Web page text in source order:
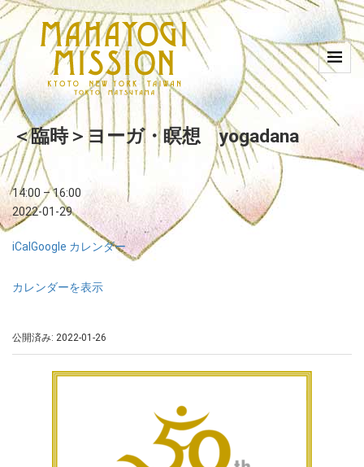
＜臨時＞ヨーガ・瞑想 yogadana
14:00 –16:00
2022-01-29
iCal Google カレンダー
カレンダーを表示
公開済み: 2022-01-26